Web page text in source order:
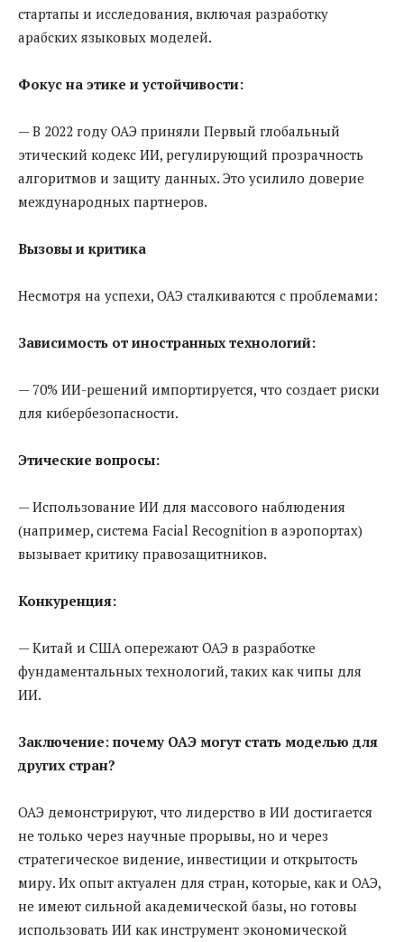
стартапы и исследования, включая разработку
арабских языковых моделей.
Фокус на этике и устойчивости:
— В 2022 году ОАЭ приняли Первый глобальный
этический кодекс ИИ, регулирующий прозрачность
алгоритмов и защиту данных. Это усилило доверие
международных партнеров.
Вызовы и критика
Несмотря на успехи, ОАЭ сталкиваются с проблемами:
Зависимость от иностранных технологий:
— 70% ИИ-решений импортируется, что создает риски
для кибербезопасности.
Этические вопросы:
— Использование ИИ для массового наблюдения
(например, система Facial Recognition в аэропортах)
вызывает критику правозащитников.
Конкуренция:
— Китай и США опережают ОАЭ в разработке
фундаментальных технологий, таких как чипы для
ИИ.
Заключение: почему ОАЭ могут стать моделью для
других стран?
ОАЭ демонстрируют, что лидерство в ИИ достигается
не только через научные прорывы, но и через
стратегическое видение, инвестиции и открытость
миру. Их опыт актуален для стран, которые, как и ОАЭ,
не имеют сильной академической базы, но готовы
использовать ИИ как инструмент экономической